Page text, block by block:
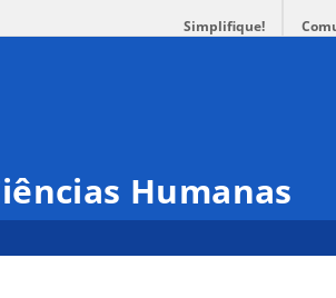
Simplifique!
Humanas